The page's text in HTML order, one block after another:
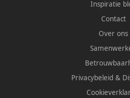
Inspiratie
Contact
Over ons
Privacybeleid &